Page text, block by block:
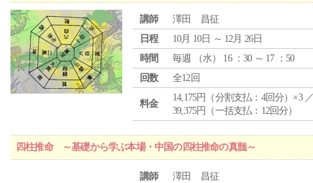
講師
澤田 昌征
日程
10月 10日 ～ 12月 26日
時間
毎週 （水） 16 ：30 ～ 17 ：50
回数
全12回
料金
14,175円（分割支払：4回分）×3
39,375円（一括支払：12回分）
四柱推命 ～基礎から学ぶ本場・中国の四柱推命の真髄～
講師
澤田 昌征